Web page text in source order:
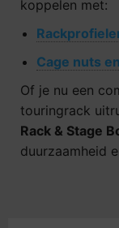
koppelen met:
Cage nuts
Of je nu een
touringrack
Rack & Stage
duurzaamheid